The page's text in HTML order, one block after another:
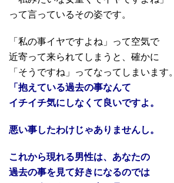
って言っているその姿です。
「私の事イヤですよね」って空気で
近寄って来られてしまうと、確かに
「そうですね」ってなってしまいます。
「抱えている過去の事なんて
イチイチ気にしなくて良いですよ。
悪い事したわけじゃありませんし。
これから現れる男性は、 あなたの
過去の事を見て好きになるのでは